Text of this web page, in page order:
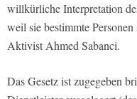
willkürliche Interpretation
weil sie bestimmte
Aktivist Ahmed Sabanci.
Das Gesetz ist zugegeben